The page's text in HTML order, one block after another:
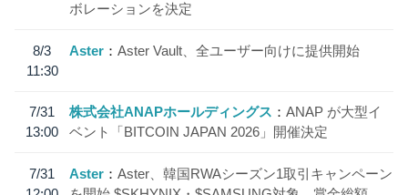
ボレーションを決定
8/3
11:30
Aster Aster Vault、全ユーザー向けに提供開始
7/31
13:00
株式会社ANAPホールディングス
ANAP が大型イ
ベント「BITCOIN JAPAN 2026」開催決定
7/31
Aster
Aster、韓国RWAシーズン1取引キャンペーン